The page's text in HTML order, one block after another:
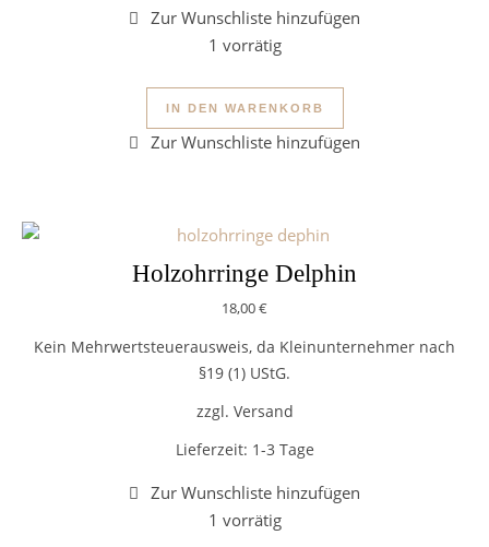
1 vorrätig
Holzohrringe Wal Menge
IN DEN WARENKORB
Holzohrringe Delphin
18,00€
Kein Mehrwertsteuerausweis, da Kleinunternehmer nach
§19 (1) UStG.
zzgl. Versand
Lieferzeit: 1-3 Tage
1 vorrätig